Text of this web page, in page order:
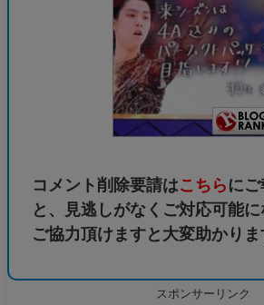
コメント削除要請はこちら に
と、見逃しがなくご対応可能に
ご協力頂けますと大変助かりま
スポンサーリンク